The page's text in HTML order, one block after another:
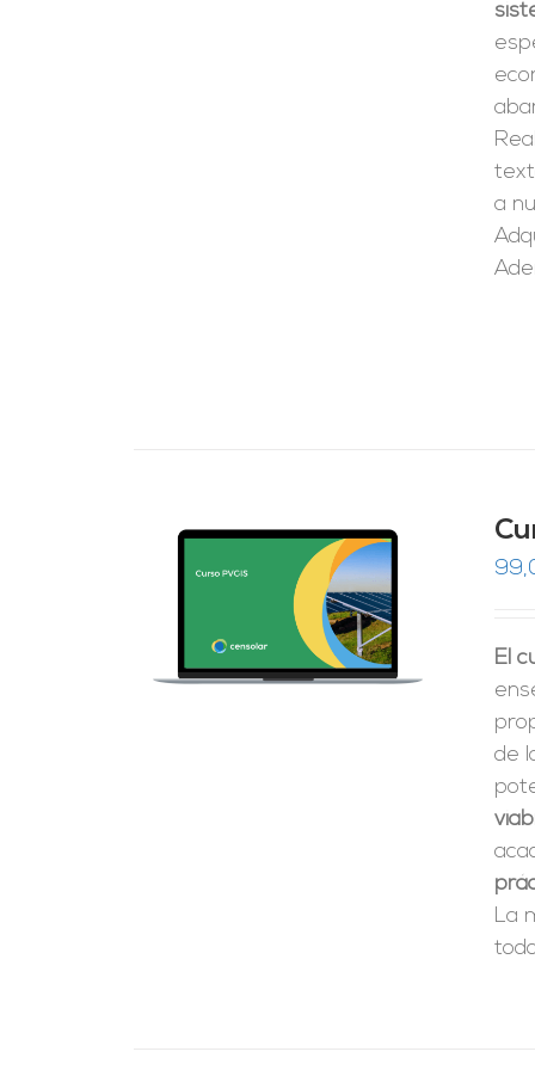
a
El
de
La